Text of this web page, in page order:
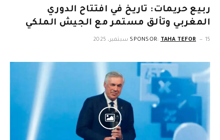
ربيع حريمات: تاريخ في افتتاح الدوري
المغربي وتألق مستمر مع الجيش الملكي
SPONSOR: TAHA TEFOR 15 سبتمبر، 2025